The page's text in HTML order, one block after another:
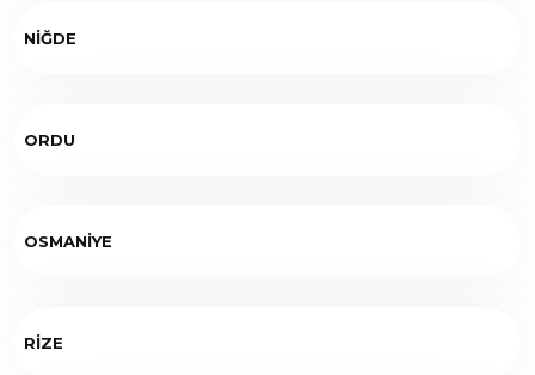
NİĞDE
ORDU
OSMANİYE
RİZE